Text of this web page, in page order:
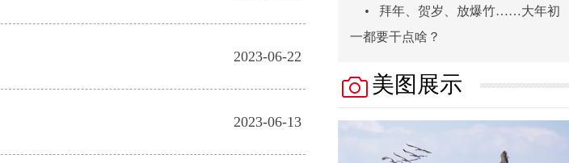
2023-06-22
2023-06-13
•
拜年、贺岁、放爆竹……大年初
一都要干点啥？
美图展示